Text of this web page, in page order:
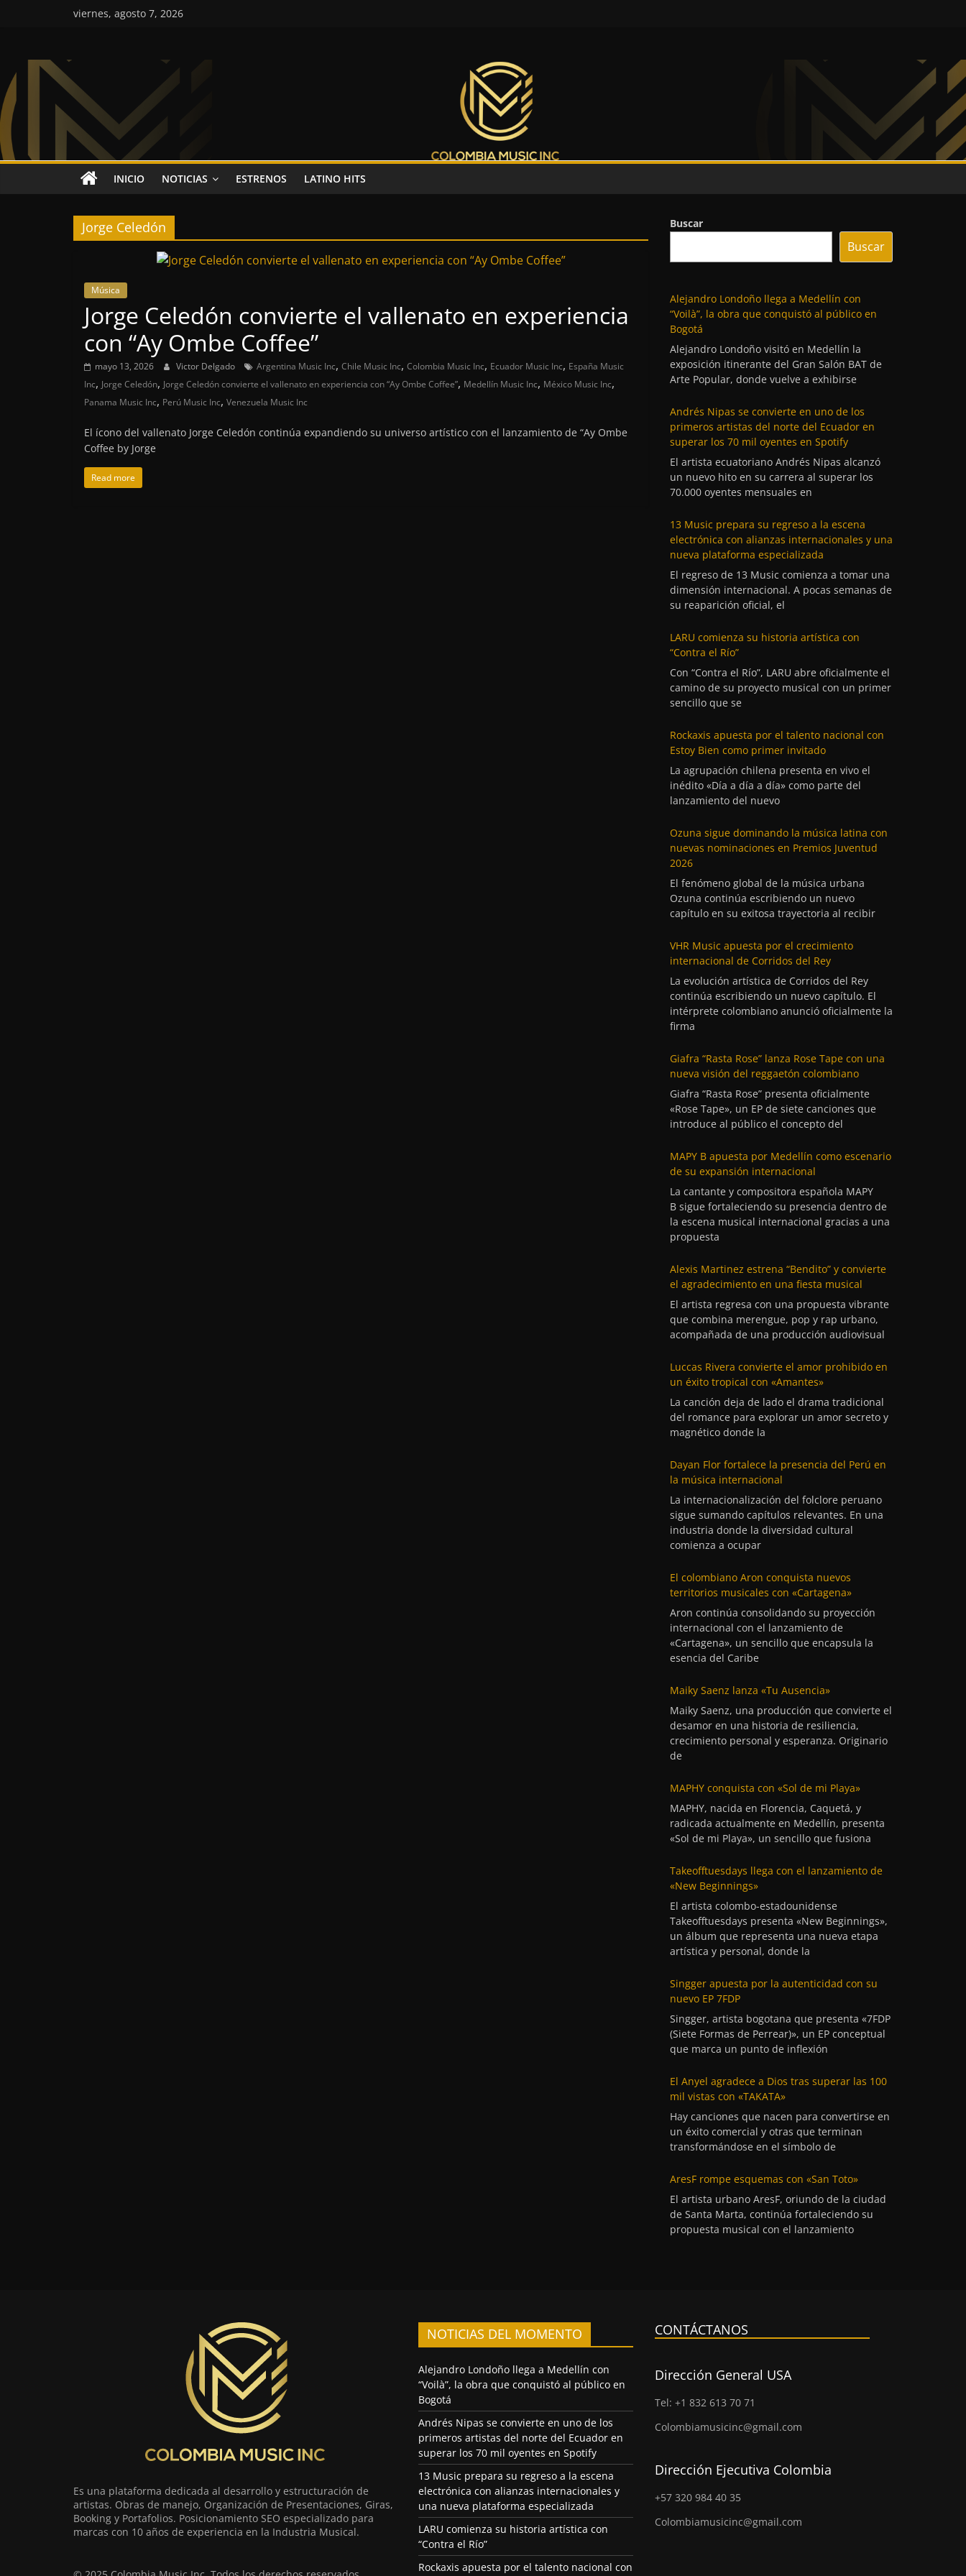
viernes, agosto 7, 2026
Colombia
Music
Inc
Colombia
Music
INICIO NOTICIAS ESTRENOS LATINO HITS
Jorge Celedón
Música
Jorge Celedón convierte el vallenato en experiencia
con “Ay Ombe Coffee”
mayo 13, 2026 Victor Delgado Argentina Music Inc, Chile Music Inc, Colombia Music Inc, Ecuador Music Inc, España Music
Inc, Jorge Celedón, Jorge Celedón convierte el vallenato en experiencia con “Ay Ombe Coffee”, Medellín Music Inc, México Music Inc,
Panama Music Inc, Perú Music Inc, Venezuela Music Inc
El ícono del vallenato Jorge Celedón continúa expandiendo su universo artístico con el lanzamiento de “Ay Ombe
Coffee by Jorge
Read more
Buscar
Buscar
Alejandro Londoño llega a Medellín con
“Voilà”, la obra que conquistó al público en
Bogotá
Alejandro Londoño visitó en Medellín la
exposición itinerante del Gran Salón BAT de
Arte Popular, donde vuelve a exhibirse
Andrés Nipas se convierte en uno de los
primeros artistas del norte del Ecuador en
superar los 70 mil oyentes en Spotify
El artista ecuatoriano Andrés Nipas alcanzó
un nuevo hito en su carrera al superar los
70.000 oyentes mensuales en
13 Music prepara su regreso a la escena
electrónica con alianzas internacionales y una
nueva plataforma especializada
El regreso de 13 Music comienza a tomar una
dimensión internacional. A pocas semanas de
su reaparición oficial, el
LARU comienza su historia artística con
“Contra el Río”
Con “Contra el Río”, LARU abre oficialmente el
camino de su proyecto musical con un primer
sencillo que se
Rockaxis apuesta por el talento nacional con
Estoy Bien como primer invitado
La agrupación chilena presenta en vivo el
inédito «Día a día a día» como parte del
lanzamiento del nuevo
Ozuna sigue dominando la música latina con
nuevas nominaciones en Premios Juventud
2026
El fenómeno global de la música urbana
Ozuna continúa escribiendo un nuevo
capítulo en su exitosa trayectoria al recibir
VHR Music apuesta por el crecimiento
internacional de Corridos del Rey
La evolución artística de Corridos del Rey
continúa escribiendo un nuevo capítulo. El
intérprete colombiano anunció oficialmente la
firma
Giafra “Rasta Rose” lanza Rose Tape con una
nueva visión del reggaetón colombiano
Giafra “Rasta Rose” presenta oficialmente
«Rose Tape», un EP de siete canciones que
introduce al público el concepto del
MAPY B apuesta por Medellín como escenario
de su expansión internacional
La cantante y compositora española MAPY
B sigue fortaleciendo su presencia dentro de
la escena musical internacional gracias a una
propuesta
Alexis Martinez estrena “Bendito” y convierte
el agradecimiento en una fiesta musical
El artista regresa con una propuesta vibrante
que combina merengue, pop y rap urbano,
acompañada de una producción audiovisual
Luccas Rivera convierte el amor prohibido en
un éxito tropical con «Amantes»
La canción deja de lado el drama tradicional
del romance para explorar un amor secreto y
magnético donde la
Dayan Flor fortalece la presencia del Perú en
la música internacional
La internacionalización del folclore peruano
sigue sumando capítulos relevantes. En una
industria donde la diversidad cultural
comienza a ocupar
El colombiano Aron conquista nuevos
territorios musicales con «Cartagena»
Aron continúa consolidando su proyección
internacional con el lanzamiento de
«Cartagena», un sencillo que encapsula la
esencia del Caribe
Maiky Saenz lanza «Tu Ausencia»
Maiky Saenz, una producción que convierte el
desamor en una historia de resiliencia,
crecimiento personal y esperanza. Originario
de
MAPHY conquista con «Sol de mi Playa»
MAPHY, nacida en Florencia, Caquetá, y
radicada actualmente en Medellín, presenta
«Sol de mi Playa», un sencillo que fusiona
Takeofftuesdays llega con el lanzamiento de
«New Beginnings»
El artista colombo-estadounidense
Takeofftuesdays presenta «New Beginnings»,
un álbum que representa una nueva etapa
artística y personal, donde la
Singger apuesta por la autenticidad con su
nuevo EP 7FDP
Singger, artista bogotana que presenta «7FDP
(Siete Formas de Perrear)», un EP conceptual
que marca un punto de inflexión
El Anyel agradece a Dios tras superar las 100
mil vistas con «TAKATA»
Hay canciones que nacen para convertirse en
un éxito comercial y otras que terminan
transformándose en el símbolo de
AresF rompe esquemas con «San Toto»
El artista urbano AresF, oriundo de la ciudad
de Santa Marta, continúa fortaleciendo su
propuesta musical con el lanzamiento
Es una plataforma dedicada al desarrollo y estructuración de
artistas. Obras de manejo, Organización de Presentaciones, Giras,
Booking y Portafolios. Posicionamiento SEO especializado para
marcas con 10 años de experiencia en la Industria Musical.
NOTICIAS DEL MOMENTO
Alejandro Londoño llega a Medellín con
“Voilà”, la obra que conquistó al público en
Bogotá
Andrés Nipas se convierte en uno de los
primeros artistas del norte del Ecuador en
superar los 70 mil oyentes en Spotify
13 Music prepara su regreso a la escena
electrónica con alianzas internacionales y
una nueva plataforma especializada
LARU comienza su historia artística con
“Contra el Río”
Rockaxis apuesta por el talento nacional con
CONTÁCTANOS
Dirección General USA
Tel: +1 832 613 70 71
Colombiamusicinc@gmail.com
Dirección Ejecutiva Colombia
+57 320 984 40 35
Colombiamusicinc@gmail.com